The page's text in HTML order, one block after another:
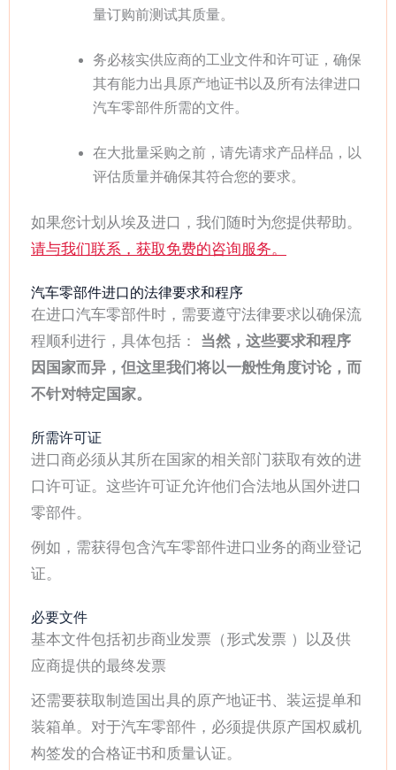
量订购前测试其质量。
务必核实供应商的工业文件和许可证，确保
其有能力出具原产地证书以及所有法律进口
汽车零部件所需的文件。
在大批量采购之前，请先请求产品样品，以
评估质量并确保其符合您的要求。
如果您计划从埃及进口，我们随时为您提供帮助。
请与我们联系，获取免费的咨询服务。
汽车零部件进口的法律要求和程序
在进口汽车零部件时，需要遵守法律要求以确保流
程顺利进行，具体包括： 当然，这些要求和程序
因国家而异，但这里我们将以一般性角度讨论，而
不针对特定国家。
所需许可证
进口商必须从其所在国家的相关部门获取有效的进
口许可证。这些许可证允许他们合法地从国外进口
零部件。
例如，需获得包含汽车零部件进口业务的商业登记
证。
必要文件
基本文件包括初步商业发票（形式发票 ）以及供
应商提供的最终发票
还需要获取制造国出具的原产地证书、装运提单和
装箱单。对于汽车零部件，必须提供原产国权威机
构签发的合格证书和质量认证。